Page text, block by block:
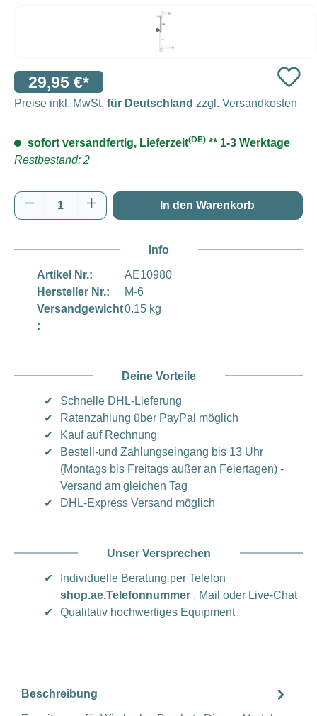
29,95 €*
Preise inkl. MwSt. für Deutschland zzgl. Versandkosten
sofort versandfertig, Lieferzeit(DE) ** 1-3 Werktage
Restbestand: 2
Produkt Anzahl: Gib den gewünschten
In den Warenkorb
Info
Artikel Nr.:
AE10980
Hersteller Nr.:
M-6
Versandgewicht
:
0.15 kg
Deine Vorteile
✔
Schnelle DHL-Lieferung
✔
Ratenzahlung über PayPal möglich
✔
Kauf auf Rechnung
✔
Bestell-und Zahlungseingang bis 13 Uhr
(Montags bis Freitags außer an Feiertagen) -
Versand am gleichen Tag
✔
DHL-Express Versand möglich
Unser Versprechen
✔
Individuelle Beratung per Telefon
shop.ae.Telefonnummer , Mail oder Live-Chat
✔
Qualitativ hochwertiges Equipment
Beschreibung